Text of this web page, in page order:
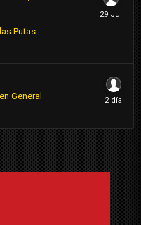
Putas
General